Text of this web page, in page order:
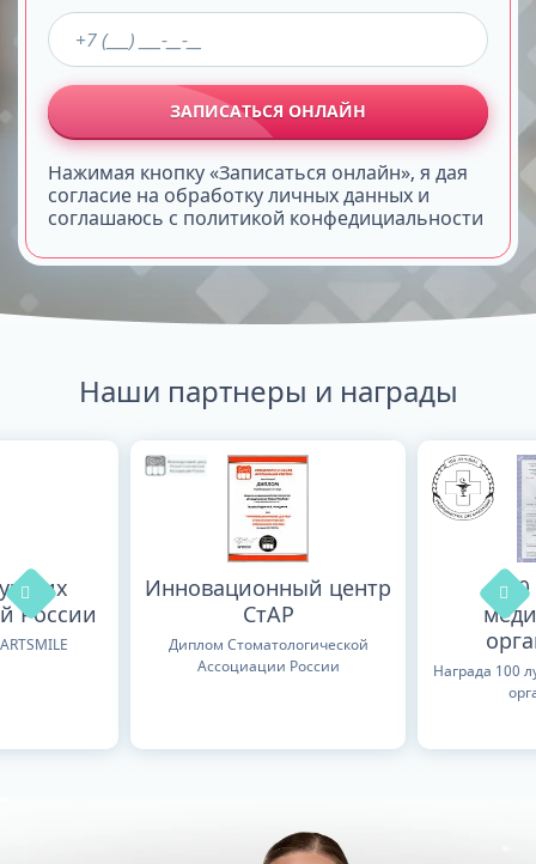
ЗАПИСАТЬСЯ ОНЛАЙН
Нажимая кнопку «Записаться онлайн», я дая
согласие на обработку личных данных и
соглашаюсь с политикой конфедициальности
Наши партнеры и награды
России
Инновационный центр
СтАР
Диплом Стоматологической
Ассоциации России
Награда 100